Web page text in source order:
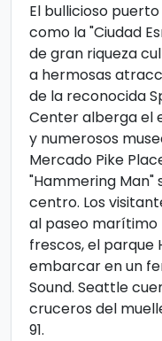
El bullicioso
como la "Ciudad
de gran riqueza
a hermosas
de la reconocida
Center alberga el
y numerosos
Mercado Pike
"Hammering Man"
centro. Los
al paseo marítimo
frescos, el parque
embarcar en un
Sound. Seattle
cruceros del
91.